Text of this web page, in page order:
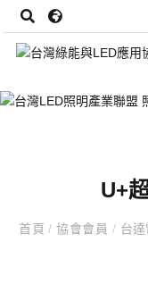
U+
首頁/ 協會會員 / 台